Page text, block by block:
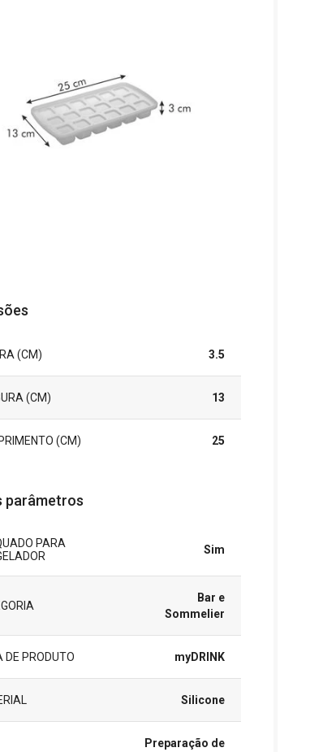
(CM) 3.5
(CM) 13
(CM) 25
parâmetros
PARA
Sim
Bar e
Sommelier
DE PRODUTO myDRINK
Silicone
Preparação de